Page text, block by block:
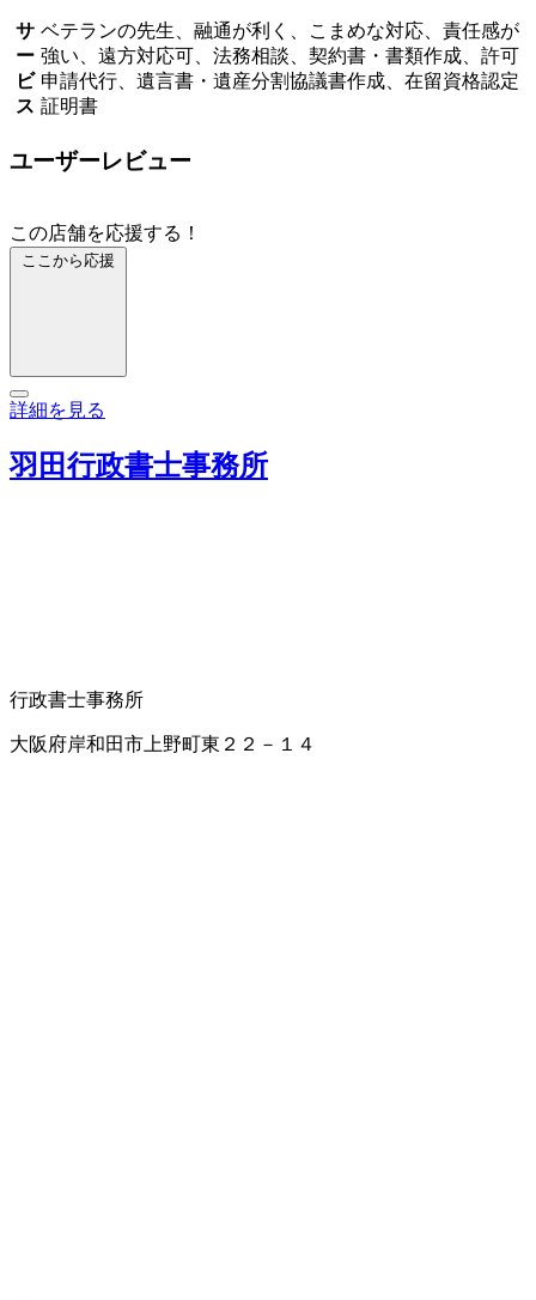
サ
ー
ビ
ス
ベテランの先生、融通が利く、こまめな対応、責任感が
強い、遠方対応可、法務相談、契約書・書類作成、許可
申請代行、遺言書・遺産分割協議書作成、在留資格認定
証明書
ユーザーレビュー
この店舗を応援する！
ここから応援
詳細を見る
羽田行政書士事務所
行政書士事務所
大阪府岸和田市上野町東２２－１４